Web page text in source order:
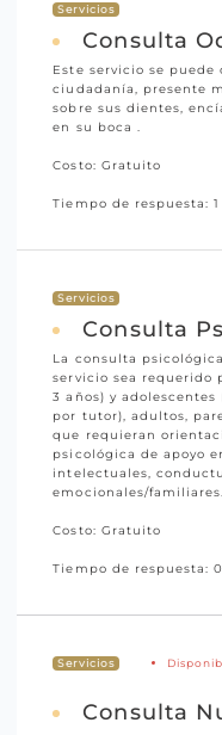
Servicios
Consulta
Este servicio se puede
ciudadanía, presente
sobre sus dientes,
en su boca .
Costo: Gratuito
Tiempo de respuesta:
Servicios
Consulta
La consulta
servicio sea requerido
3 años) y
por tutor), adultos,
que requieran
psicológica de apoyo
intelectuales,
emocionales/familiares.
Costo: Gratuito
Tiempo de respuesta:
Servicios
Consulta